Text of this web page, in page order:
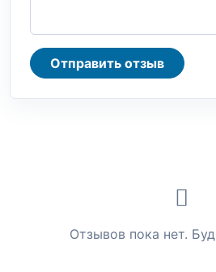
Отправить отзыв
Отзывов пока нет.